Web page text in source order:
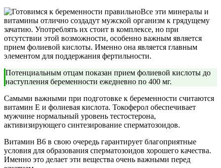
Все эти минералы и
витамины отлично создадут мужской организм к грядущему
зачатию. Употреблять их стоит в комплексе, но при
отсутствии этой возможности, особенно важным является
прием фолиевой кислоты. Именно она является главным
элементом для поддержания фертильности.
Потенциальным отцам показан прием фолиевой кислоты до
наступления беременности ежедневно по 400 мг.
Самыми важными при подготовке к беременности считаются
витамин Е и фолиевая кислота. Токоферол обеспечивает
мужчине нормальный уровень тестостерона,
активизирующего синтезирование сперматозоидов.
Витамин В6 в свою очередь гарантирует благоприятные
условия для образования сперматозоидов хорошего качества.
Именно это делает эти вещества очень важными перед